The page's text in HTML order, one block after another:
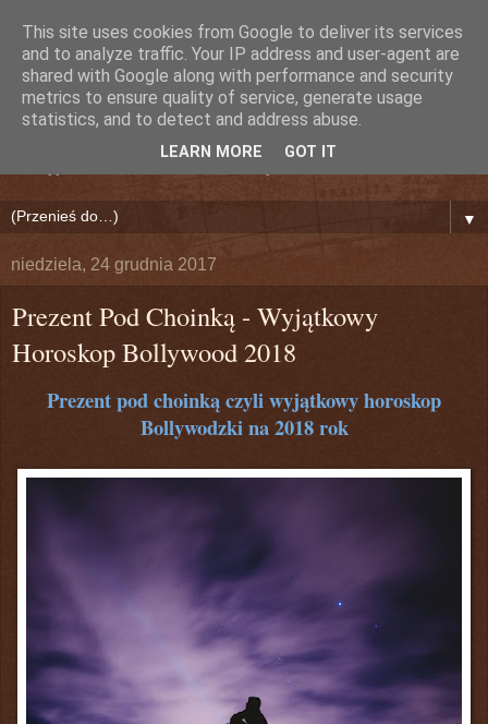
Nieznany Dźwięk (Lily)
Bollywood!
▼
niedziela, 24 grudnia 2017
Prezent Pod Choinką - Wyjątkowy
Horoskop Bollywood 2018
Prezent pod choinką czyli wyjątkowy horoskop
Bollywodzki na 2018 rok
This site uses cookies from Google to deliver its services
and to analyze traffic. Your IP address and user-agent are
shared with Google along with performance and security
metrics to ensure quality of service, generate usage
statistics, and to detect and address abuse.
LEARN MORE GOT IT